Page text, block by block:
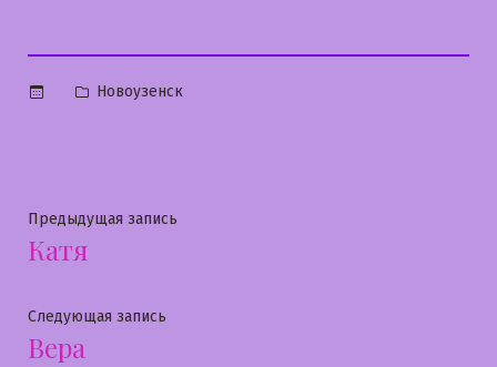
Опубликовано
Новоузенск
Навигация
по
записям
Предыдущая запись
Катя
Следующая запись
Вера